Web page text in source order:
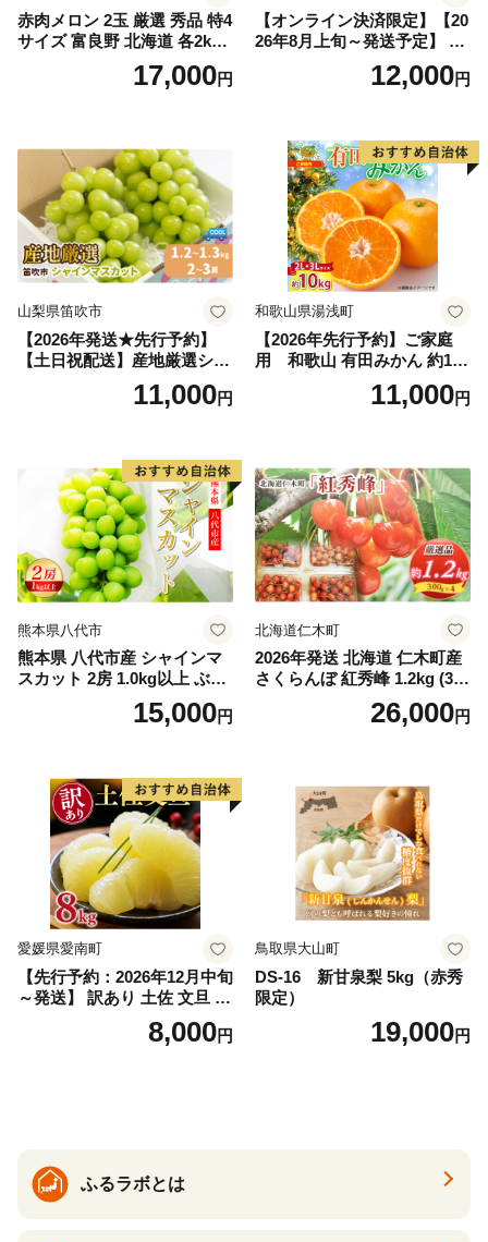
赤肉メロン 2玉 厳選 秀品 特4
サイズ 富良野 北海道 各2kg
～2.6kg 2玉 セット ファーム
富良野 メロン めろん 果物 く
17,000円
【オンライン決済限定】【20
26年8月上旬～発送予定】 先
行予約 「浅間水蜜桃プレミ
アム」 もも あかつき 秀品 約
果肉 長野県産 小諸市
12,000円
山梨県笛吹市
【2026年発送★先行予約】
【土日祝配送】産地厳選シャ
インマスカット1.2kg～1.3kg
（2房～3房）※沖縄・離島配
笛吹市 山梨県 フルーツ 果物
ぶどう 葡萄 大粒 シャインマ
スカット おすすめ シャイン
マスカット 贈答 ギフト 産地
笛吹市 シャインマスカット
笛吹 葡萄 国産 ぶどう 人気
国産 1.2kg 先行｜
11,000円
和歌山県湯浅町
【2026年先行予約】ご家庭
用 和歌山 有田みかん 約10k
g (2L、3Lサイズ)【湯浅町】
11,000円
熊本県八代市
熊本県 八代市産 シャインマ
スカット 2房 1.0kg以上 ぶど
う フルーツ マスカット 旬 青
果物 果物 新鮮 ギフト 贈り物
15,000円
北海道仁木町
2026年発送 北海道 仁木町産
さくらんぼ 紅秀峰 1.2kg (300
g×4パック) Lサイズ以上 旬
桜桃 産地直送 サクランボ チ
26,000円
愛媛県愛南町
【先行予約：2026年12月中旬
～発送】 訳あり 土佐 文旦 8k
g (Mサイズ以上サイズミック
ス) 8000円 わけあり ぶんた
8,000円
鳥取県大山町
DS-16 新甘泉梨 5kg（赤秀
限定）
19,000円
ふるラボとは